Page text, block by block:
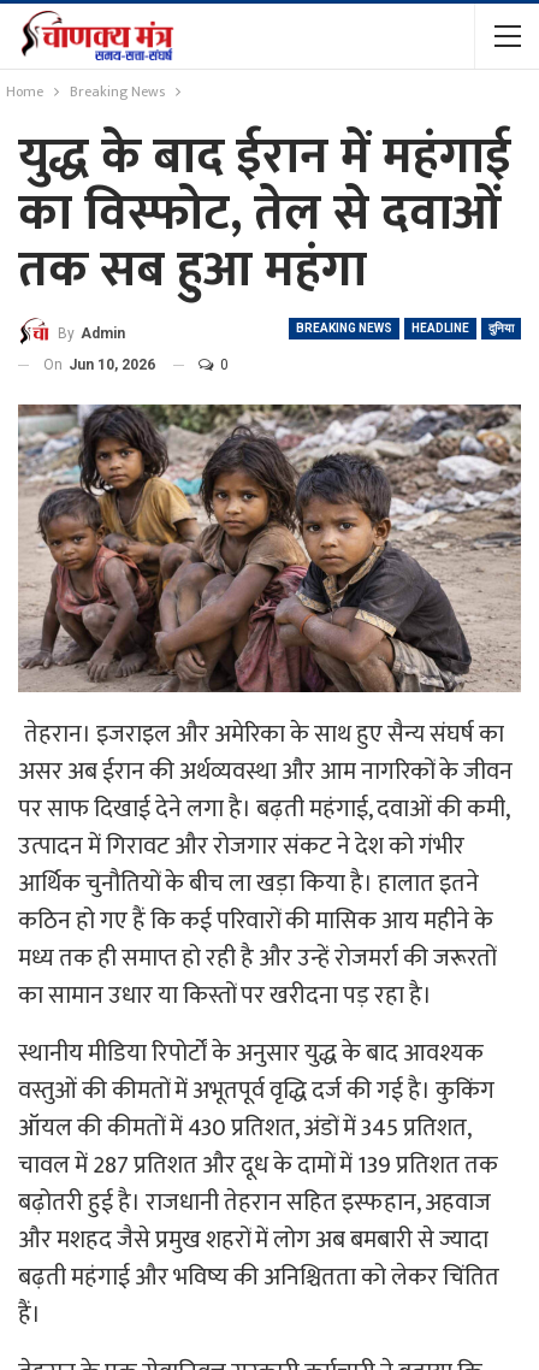
Home Breaking News
युद्ध के बाद ईरान में महंगाई
का विस्फोट, तेल से दवाओं
तक सब हुआ महंगा
BREAKING NEWS HEADLINE दुनिया
By Admin
On Jun 10, 2026 0
तेहरान। इजराइल और अमेरिका के साथ हुए सैन्य संघर्ष का
असर अब ईरान की अर्थव्यवस्था और आम नागरिकों के जीवन
पर साफ दिखाई देने लगा है। बढ़ती महंगाई, दवाओं की कमी,
उत्पादन में गिरावट और रोजगार संकट ने देश को गंभीर
आर्थिक चुनौतियों के बीच ला खड़ा किया है। हालात इतने
कठिन हो गए हैं कि कई परिवारों की मासिक आय महीने के
मध्य तक ही समाप्त हो रही है और उन्हें रोजमर्रा की जरूरतों
का सामान उधार या किस्तों पर खरीदना पड़ रहा है।
स्थानीय मीडिया रिपोर्टों के अनुसार युद्ध के बाद आवश्यक
वस्तुओं की कीमतों में अभूतपूर्व वृद्धि दर्ज की गई है। कुकिंग
ऑयल की कीमतों में 430 प्रतिशत, अंडों में 345 प्रतिशत,
चावल में 287 प्रतिशत और दूध के दामों में 139 प्रतिशत तक
बढ़ोतरी हुई है। राजधानी तेहरान सहित इस्फहान, अहवाज
और मशहद जैसे प्रमुख शहरों में लोग अब बमबारी से ज्यादा
बढ़ती महंगाई और भविष्य की अनिश्चितता को लेकर चिंतित
हैं।